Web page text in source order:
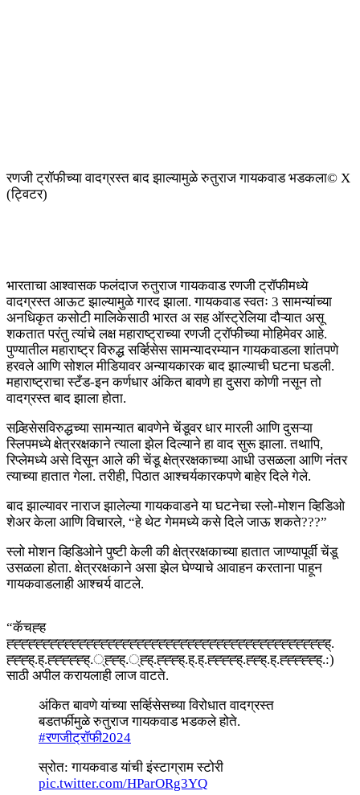
रणजी ट्रॉफीच्या वादग्रस्त बाद झाल्यामुळे रुतुराज गायकवाड भडकला© X
(ट्विटर)
भारताचा आश्वासक फलंदाज रुतुराज गायकवाड रणजी ट्रॉफीमध्ये
वादग्रस्त आऊट झाल्यामुळे गारद झाला. गायकवाड स्वतः 3 सामन्यांच्या
अनधिकृत कसोटी मालिकेसाठी भारत अ सह ऑस्ट्रेलिया दौऱ्यात असू
शकतात परंतु त्यांचे लक्ष महाराष्ट्राच्या रणजी ट्रॉफीच्या मोहिमेवर आहे.
पुण्यातील महाराष्ट्र विरुद्ध सर्व्हिसेस सामन्यादरम्यान गायकवाडला शांतपणे
हरवले आणि सोशल मीडियावर अन्यायकारक बाद झाल्याची घटना घडली.
महाराष्ट्राचा स्टँड-इन कर्णधार अंकित बावणे हा दुसरा कोणी नसून तो
वादग्रस्त बाद झाला होता.
सव्र्हिसेसविरुद्धच्या सामन्यात बावणेने चेंडूवर धार मारली आणि दुसऱ्या
स्लिपमध्ये क्षेत्ररक्षकाने त्याला झेल दिल्याने हा वाद सुरू झाला. तथापि,
रिप्लेमध्ये असे दिसून आले की चेंडू क्षेत्ररक्षकाच्या आधी उसळला आणि नंतर
त्याच्या हातात गेला. तरीही, पिठात आश्चर्यकारकपणे बाहेर दिले गेले.
बाद झाल्यावर नाराज झालेल्या गायकवाडने या घटनेचा स्लो-मोशन व्हिडिओ
शेअर केला आणि विचारले, “हे थेट गेममध्ये कसे दिले जाऊ शकते???”
स्लो मोशन व्हिडिओने पुष्टी केली की क्षेत्ररक्षकाच्या हातात जाण्यापूर्वी चेंडू
उसळला होता. क्षेत्ररक्षकाने असा झेल घेण्याचे आवाहन करताना पाहून
गायकवाडलाही आश्चर्य वाटले.
“कॅचह्ह
ह्ह्ह्ह्ह्ह्ह्ह्ह्ह्ह्ह्ह्ह्ह्ह्ह्ह्ह्ह्ह्ह्ह्ह्ह्ह्ह्ह्ह्ह्ह्ह्ह्ह्ह्ह्ह्ह्ह्ह्ह्ह्ह्ह्ह्.
ह्ह्ह्ह्.ह्.ह्ह्ह्ह्ह्ह्.्ह्ह्ह्.्ह्ह्.ह्ह्ह्ह्.ह्.ह्.ह्ह्ह्ह्ह्.ह्ह्ह्.ह्.ह्ह्ह्ह्ह्ह्.:)
साठी अपील करायलाही लाज वाटते.
अंकित बावणे यांच्या सर्व्हिसेसच्या विरोधात वादग्रस्त
बडतर्फीमुळे रुतुराज गायकवाड भडकले होते.
#रणजीट्रॉफी2024
स्रोत: गायकवाड यांची इंस्टाग्राम स्टोरी
pic.twitter.com/HParORg3YQ